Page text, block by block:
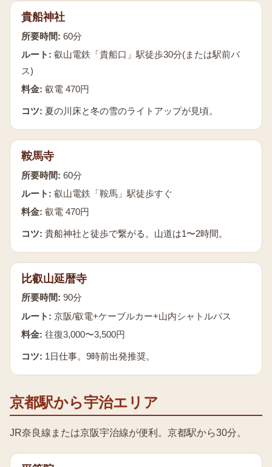
貴船神社
所要時間: 60分
ルート: 叡山電鉄「貴船口」駅徒歩30分(または駅前バ
ス)
料金: 叡電 470円
コツ: 夏の川床と冬の雪のライトアップが見頃。
鞍馬寺
所要時間: 60分
ルート: 叡山電鉄「鞍馬」駅徒歩すぐ
料金: 叡電 470円
コツ: 貴船神社と徒歩で繋がる。山道は1〜2時間。
比叡山延暦寺
所要時間: 90分
ルート: 京阪/叡電+ケーブルカー+山内シャトルバス
料金: 往復3,000〜3,500円
コツ: 1日仕事。9時前出発推奨。
京都駅から宇治エリア
JR奈良線または京阪宇治線が便利。京都駅から30分。